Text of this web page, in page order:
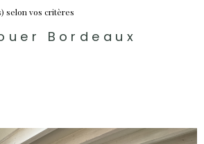
selon vos critères
Bordeaux